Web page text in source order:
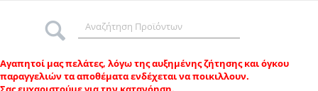
Αγαπητοί μας πελάτες, λόγω της αυξημένης ζήτησης και όγκου
παραγγελιών τα αποθέματα ενδέχεται να ποικιλλουν.